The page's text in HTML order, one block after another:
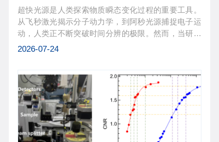
超快光源是人类探索物质瞬态变化过程的重要工具。
从飞秒激光揭示分子动力学，到阿秒光源捕捉电子运
动，人类正不断突破时间分辨的极限。然而，当研究
视野从电子尺度进一步深入到原子核内部时，现有超
（如核动力学演化、光核反应等）不...
2026-07-24